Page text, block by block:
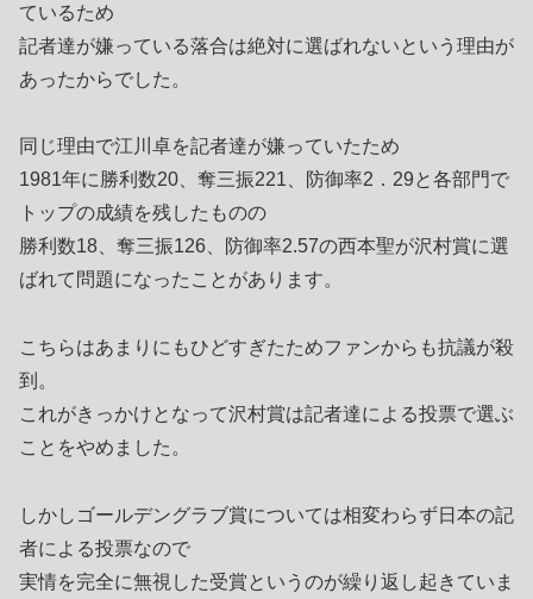
ているため
記者達が嫌っている落合は絶対に選ばれないという理由が
あったからでした。
同じ理由で江川卓を記者達が嫌っていたため
1981年に勝利数20、奪三振221、防御率2．29と各部門で
トップの成績を残したものの
勝利数18、奪三振126、防御率2.57の西本聖が沢村賞に選
ばれて問題になったことがあります。
こちらはあまりにもひどすぎたためファンからも抗議が殺
到。
これがきっかけとなって沢村賞は記者達による投票で選ぶ
ことをやめました。
しかしゴールデングラブ賞については相変わらず日本の記
者による投票なので
実情を完全に無視した受賞というのが繰り返し起きていま